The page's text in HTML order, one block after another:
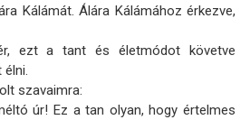
Kálámát. Álára Kálámához érkezve,
ezt a tant és életmódot követve
szavaimra:
úr! Ez a tan olyan, hogy értelmes